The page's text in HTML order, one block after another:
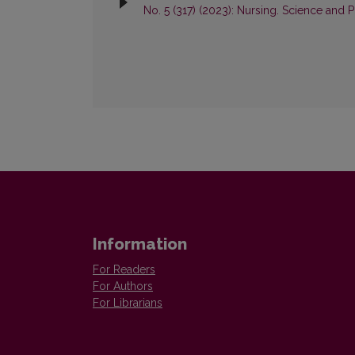
No. 5 (317) (2023): Nursing. Science and
Information
For Readers
For Authors
For Librarians